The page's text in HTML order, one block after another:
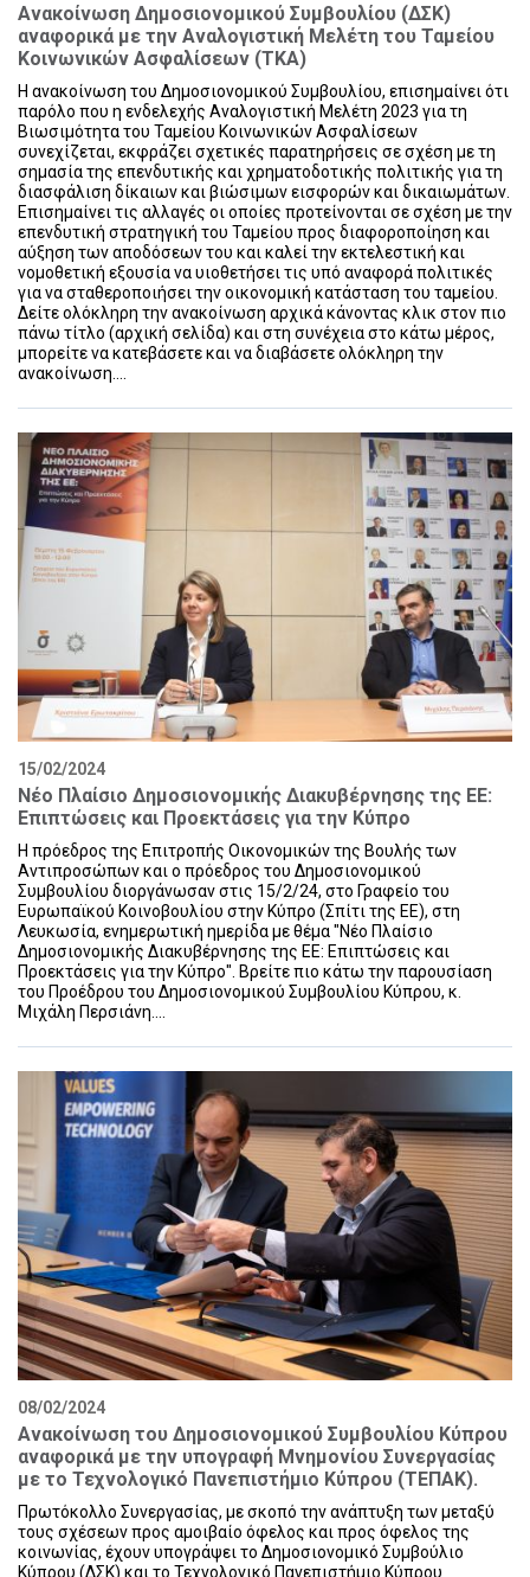
Ανακοίνωση Δημοσιονομικού Συμβουλίου (ΔΣΚ)
αναφορικά με την Αναλογιστική Μελέτη του Ταμείου
Κοινωνικών Ασφαλίσεων (ΤΚΑ)
Η ανακοίνωση του Δημοσιονομικού Συμβουλίου, επισημαίνει ότι
παρόλο που η ενδελεχής Αναλογιστική Μελέτη 2023 για τη
Βιωσιμότητα του Ταμείου Κοινωνικών Ασφαλίσεων
συνεχίζεται, εκφράζει σχετικές παρατηρήσεις σε σχέση με τη
σημασία της επενδυτικής και χρηματοδοτικής πολιτικής για τη
διασφάλιση δίκαιων και βιώσιμων εισφορών και δικαιωμάτων.
Επισημαίνει τις αλλαγές οι οποίες προτείνονται σε σχέση με την
επενδυτική στρατηγική του Ταμείου προς διαφοροποίηση και
αύξηση των αποδόσεων του και καλεί την εκτελεστική και
νομοθετική εξουσία να υιοθετήσει τις υπό αναφορά πολιτικές
για να σταθεροποιήσει την οικονομική κατάσταση του ταμείου.
Δείτε ολόκληρη την ανακοίνωση αρχικά κάνοντας κλικ στον πιο
πάνω τίτλο (αρχική σελίδα) και στη συνέχεια στο κάτω μέρος,
μπορείτε να κατεβάσετε και να διαβάσετε ολόκληρη την
ανακοίνωση....
15/02/2024
Νέο Πλαίσιο Δημοσιονομικής Διακυβέρνησης της ΕΕ:
Επιπτώσεις και Προεκτάσεις για την Κύπρο
Η πρόεδρος της Επιτροπής Οικονομικών της Βουλής των
Αντιπροσώπων και ο πρόεδρος του Δημοσιονομικού
Συμβουλίου διοργάνωσαν στις 15/2/24, στο Γραφείο του
Ευρωπαϊκού Κοινοβουλίου στην Κύπρο (Σπίτι της ΕΕ), στη
Λευκωσία, ενημερωτική ημερίδα με θέμα "Νέο Πλαίσιο
Δημοσιονομικής Διακυβέρνησης της ΕΕ: Επιπτώσεις και
Προεκτάσεις για την Κύπρο". Βρείτε πιο κάτω την παρουσίαση
του Προέδρου του Δημοσιονομικού Συμβουλίου Κύπρου, κ.
Μιχάλη Περσιάνη....
08/02/2024
Ανακοίνωση του Δημοσιονομικού Συμβουλίου Κύπρου
αναφορικά με την υπογραφή Μνημονίου Συνεργασίας
με το Τεχνολογικό Πανεπιστήμιο Κύπρου (ΤΕΠΑΚ).
Πρωτόκολλο Συνεργασίας, με σκοπό την ανάπτυξη των μεταξύ
τους σχέσεων προς αμοιβαίο όφελος και προς όφελος της
κοινωνίας, έχουν υπογράψει το Δημοσιονομικό Συμβούλιο
Κύπρου (ΔΣΚ) και το Τεχνολογικό Πανεπιστήμιο Κύπρου